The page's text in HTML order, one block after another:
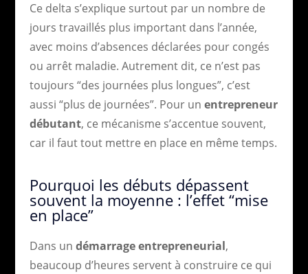
Ce delta s’explique surtout par un nombre de
jours travaillés plus important dans l’année,
avec moins d’absences déclarées pour congés
ou arrêt maladie. Autrement dit, ce n’est pas
toujours “des journées plus longues”, c’est
aussi “plus de journées”. Pour un entrepreneur
débutant, ce mécanisme s’accentue souvent,
car il faut tout mettre en place en même temps.
Pourquoi les débuts dépassent
souvent la moyenne : l’effet “mise
en place”
Dans un démarrage entrepreneurial,
beaucoup d’heures servent à construire ce qui